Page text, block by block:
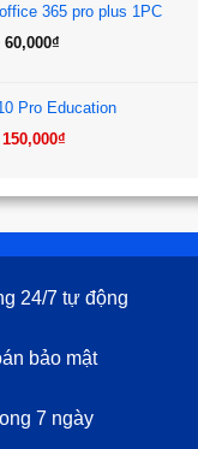
380,000₫.
là:
365 pro plus 1PC
60,000₫
40,000₫
đến
Pro Education
Giá
200,000₫.
150,000₫Giá
là:
150,000₫.
24/7 tự động
bảo mật
7 ngày